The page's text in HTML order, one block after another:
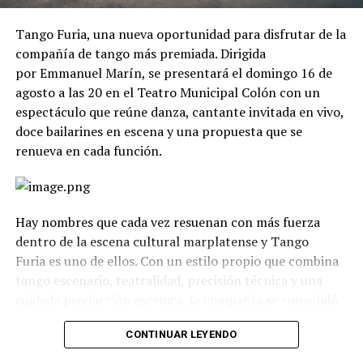
Tango Furia, una nueva oportunidad para disfrutar de la
compañía de tango más premiada. Dirigida
por Emmanuel Marín, se presentará el domingo 16 de
agosto a las 20 en el Teatro Municipal Colón con un
espectáculo que reúne danza, cantante invitada en vivo,
doce bailarines en escena y una propuesta que se
renueva en cada función.
Hay nombres que cada vez resuenan con más fuerza
dentro de la escena cultural marplatense y Tango
Furia es uno de ellos. Con un estilo propio que combina
tango escenario, teatralidad, precisión técnica y una
como uno de los grandes referentes del género en el
CONTINUAR LEYENDO